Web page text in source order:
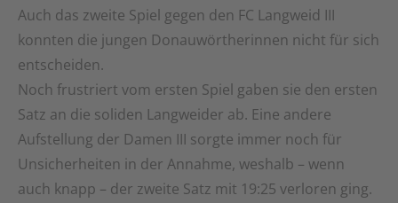
Auch das zweite Spiel gegen den FC Langweid III
konnten die jungen Donauwörtherinnen nicht für sich
entscheiden.
Noch frustriert vom ersten Spiel gaben sie den ersten
Satz an die soliden Langweider ab. Eine andere
Aufstellung der Damen III sorgte immer noch für
Unsicherheiten in der Annahme, weshalb – wenn
auch knapp – der zweite Satz mit 19:25 verloren ging.